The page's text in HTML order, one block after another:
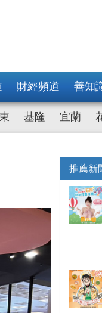
財經頻道 善知
基隆 宜蘭
推薦新